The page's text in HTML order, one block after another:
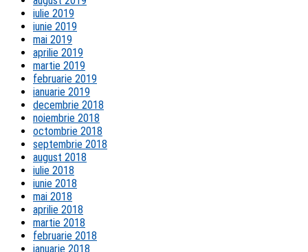
iulie 2019
iunie 2019
mai 2019
aprilie 2019
martie 2019
februarie 2019
ianuarie 2019
decembrie 2018
noiembrie 2018
octombrie 2018
septembrie 2018
august 2018
iulie 2018
iunie 2018
mai 2018
aprilie 2018
martie 2018
februarie 2018
ianuarie 2018